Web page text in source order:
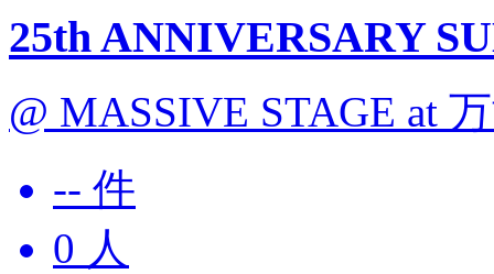
25th ANNIVERSARY
@ MASSIVE STAGE at
-- 件
0 人